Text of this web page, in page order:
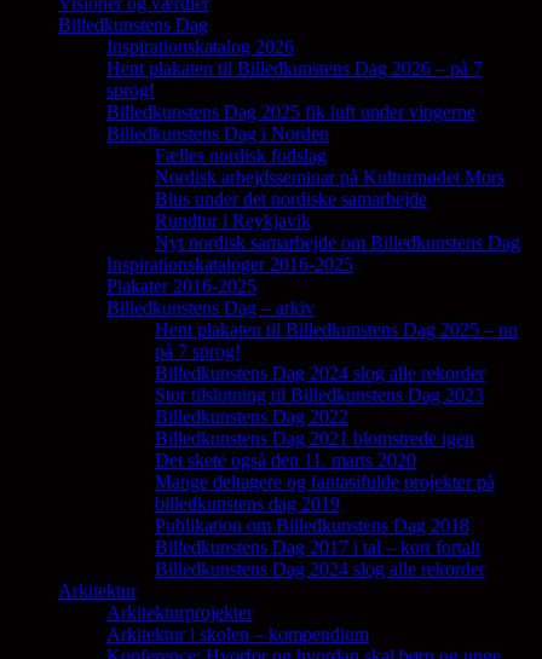
Billedkunstens Dag
Inspirationskatalog 2026
Hent plakaten til Billedkunstens Dag 2026 – på 7
sprog!
Billedkunstens Dag 2025 fik luft under vingerne
Billedkunstens Dag i Norden
Fælles nordisk fodslag
Nordisk arbejdsseminar på Kulturmødet Mors
Blus under det nordiske samarbejde
Rundtur i Reykjavik
Nyt nordisk samarbejde om Billedkunstens Dag
Inspirationskataloger 2016-2025
Plakater 2016-2025
Billedkunstens Dag – arkiv
Hent plakaten til Billedkunstens Dag 2025 – nu
på 7 sprog!
Billedkunstens Dag 2024 slog alle rekorder
Stor tilslutning til Billedkunstens Dag 2023
Billedkunstens Dag 2022
Billedkunstens Dag 2021 blomstrede igen
Det skete også den 11. marts 2020
Mange deltagere og fantasifulde projekter på
billedkunstens dag 2019
Publikation om Billedkunstens Dag 2018
Billedkunstens Dag 2017 i tal – kort fortalt
Billedkunstens Dag 2024 slog alle rekorder
Arkitektur
Arkitekturprojekter
Arkitektur i skolen – kompendium